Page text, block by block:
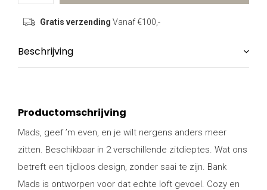
Gratis verzending Vanaf €100,-
Beschrijving
Productomschrijving
Mads, geef ’m even, en je wilt nergens anders meer
zitten. Beschikbaar in 2 verschillende zitdieptes. Wat ons
betreft een tijdloos design, zonder saai te zijn. Bank
Mads is ontworpen voor dat echte loft gevoel. Cozy en